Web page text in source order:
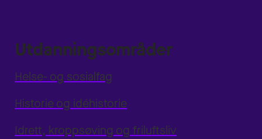
Utdanningsområder
Helse- og sosialfag
Historie og idéhistorie
Idrett, kroppsøving og friluftsliv